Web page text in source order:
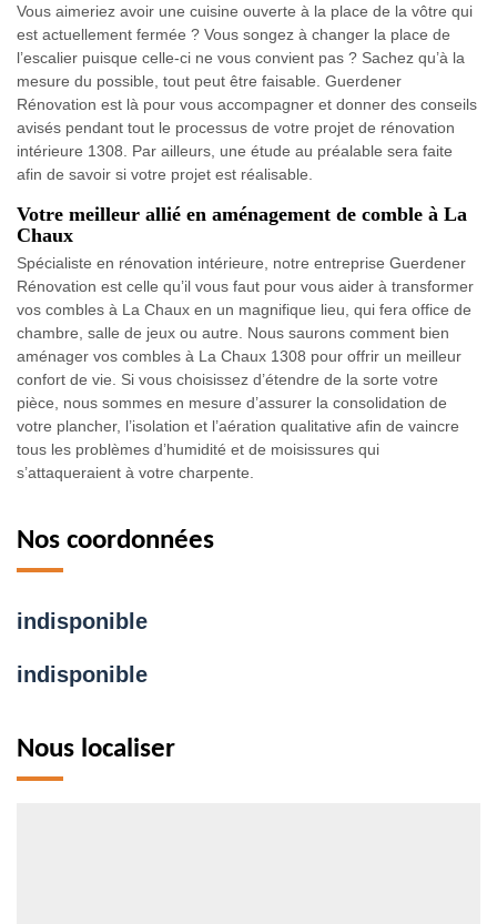
Vous aimeriez avoir une cuisine ouverte à la place de la vôtre qui
est actuellement fermée ? Vous songez à changer la place de
l’escalier puisque celle-ci ne vous convient pas ? Sachez qu’à la
mesure du possible, tout peut être faisable. Guerdener
Rénovation est là pour vous accompagner et donner des conseils
avisés pendant tout le processus de votre projet de rénovation
intérieure 1308. Par ailleurs, une étude au préalable sera faite
afin de savoir si votre projet est réalisable.
Votre meilleur allié en aménagement de comble à La
Chaux
Spécialiste en rénovation intérieure, notre entreprise Guerdener
Rénovation est celle qu’il vous faut pour vous aider à transformer
vos combles à La Chaux en un magnifique lieu, qui fera office de
chambre, salle de jeux ou autre. Nous saurons comment bien
aménager vos combles à La Chaux 1308 pour offrir un meilleur
confort de vie. Si vous choisissez d’étendre de la sorte votre
pièce, nous sommes en mesure d’assurer la consolidation de
votre plancher, l’isolation et l’aération qualitative afin de vaincre
tous les problèmes d’humidité et de moisissures qui
s’attaqueraient à votre charpente.
Nos coordonnées
indisponible
indisponible
Nous localiser